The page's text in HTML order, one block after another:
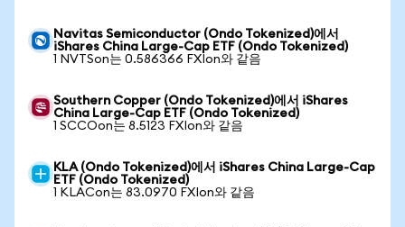
Navitas Semiconductor (Ondo Tokenized)에서
iShares China Large-Cap ETF (Ondo Tokenized)
1 NVTSon는 0.586366 FXIon와 같음
Southern Copper (Ondo Tokenized)에서 iShares
China Large-Cap ETF (Ondo Tokenized)
1 SCCOon는 8.5123 FXIon와 같음
KLA (Ondo Tokenized)에서 iShares China Large-Cap
ETF (Ondo Tokenized)
1 KLACon는 83.0970 FXIon와 같음